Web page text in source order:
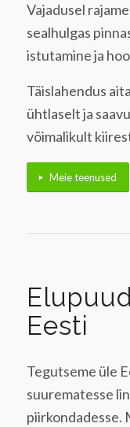
Vajadusel
sealhulgas
istutamine ja
Täislahendus
ühtlaselt ja
võimalikult
Meie teenused
Eesti
Tegutseme üle
suurematesse
piirkondadesse.